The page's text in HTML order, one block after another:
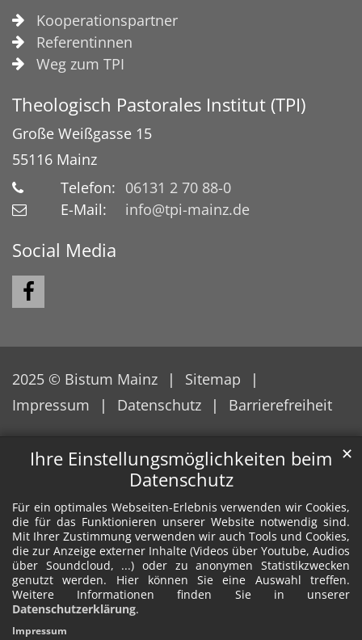
Ihre Einstellungsmöglichkeiten beim
Datenschutz
Für ein optimales Webseiten-Erlebnis verwenden wir Cookies,
die für das Funktionieren unserer Website notwendig sind.
Mit Ihrer Zustimmung verwenden wir auch Tools und Cookies,
die zur Anzeige externer Inhalte (Videos über Youtube, Audios
über Soundcloud, ...) oder zu anonymen Statistikzwecken
genutzt werden. Hier können Sie eine Auswahl treffen.
Weitere Informationen finden Sie in unserer
Datenschutzerklärung.
✕
Impressum
Kooperationspartner
Referentinnen
Weg zum TPI
Theologisch Pastorales Institut (TPI)
Große Weißgasse 15
55116 Mainz
Telefon: 06131 2 70 88-0
E-Mail:
info@tpi-mainz.de
Social Media
2025 © Bistum Mainz
Sitemap
Impressum
Datenschutz Barrierefreiheit